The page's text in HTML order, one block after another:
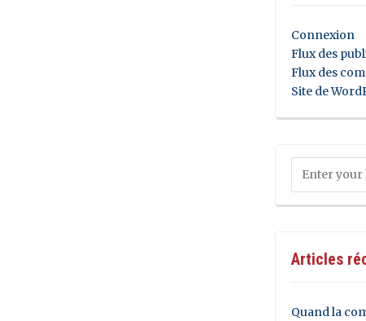
Connexion
Flux des
Flux des
Site de
Articles
Quand la